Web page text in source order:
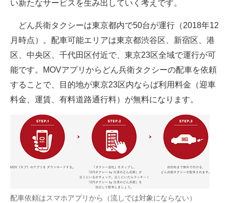
い新たなサービスを生み出していく考えです。
どん兵衛タクシーは東京都内で50台が運行（2018年12
月時点）。配車可能エリアは東京都渋谷区、新宿区、港
区、中央区、千代田区付近で、東京23区全域で運行が可
能です。MOVアプリからどん兵衛タクシーの配車を依頼
することで、目的地が東京23区内ならば利用料金（迎車
料金、運賃、有料道路通行料）が無料になります。
配車依頼はスマホアプリから（流しでは対象にならない）